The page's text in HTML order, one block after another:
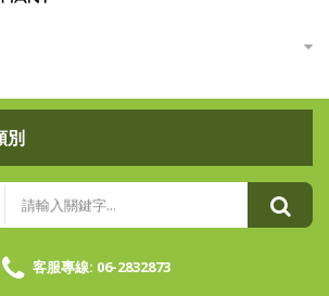
別
客服專線: 06-2832873